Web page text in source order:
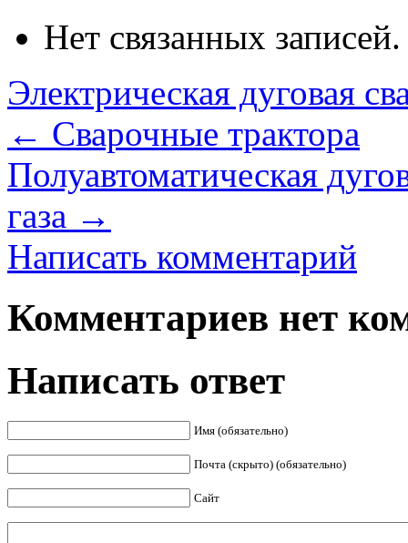
Нет связанных записей.
Электрическая дуговая
← Сварочные трактора
Полуавтоматическая
газа →
Написать комментарий
Комментариев нет
Написать ответ
Имя (обязательно)
Почта (скрыто) (обязательно)
Сайт